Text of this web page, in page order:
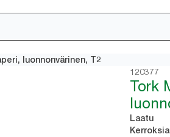
luonnonvärinen, T2
120377
Tork
Laatu
Kerroksia